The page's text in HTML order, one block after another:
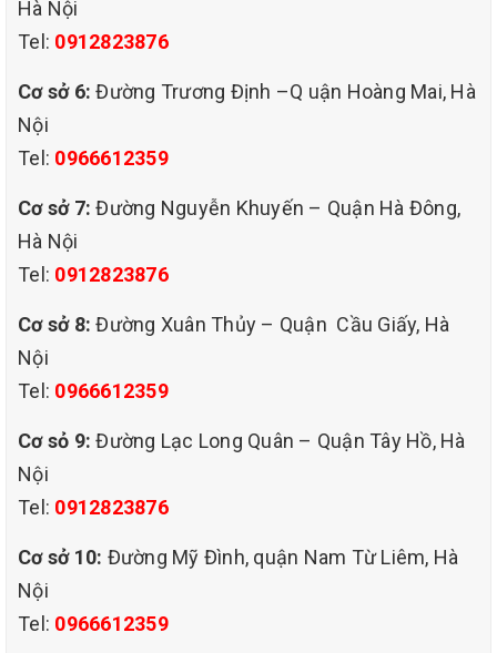
dịch vụ giặt thảm chuyên nghiệp
giá rẻ tại an xá ba đình hà nội
GIỚI THIỆU DỊCH VỤ GIẶT THẢM QUẬN BA ĐÌNH HÀ NỘI –
CỦA QHT VIỆT NAM
-Chính sách chất lượng: Với tiêu chí “ UY TÍN – CHUYÊN NGHIỆP
– TẬN TÂM- GIÁ RẺ” làm kim chỉ nam trong suốt quá trình hình
vững bện cho khách hàng.
-Công ty chúng tôi chuyên giặt thảm trải sàn, thảm Cầu thang,
thảm trang trí ( thảm Tấm ) : nhà riêng , Xí nghiệp, Công ty, Quán
Cafe, Nhà hàng, Rạp Hát, Hội chợ .v..v… Với qui trình hợp lý cùng
Hà Nội
Tel: 0912823876
Cơ sở 6: Đường Trương Định –Q uận Hoàng Mai, Hà
Nội
Tel: 0966612359
Cơ sở 7:Đường Nguyễn Khuyến – Quận Hà Đông,
Hà Nội
Tel: 0912823876
Cơ sở 8:Đường Xuân Thủy – Quận Cầu Giấy, Hà
Nội
Tel: 0966612359
Cơ sỏ 9: Đường Lạc Long Quân – Quận Tây Hồ, Hà
Nội
Tel: 0912823876
Cơ sở 10: Đường Mỹ Đình, quận Nam Từ Liêm, Hà
Nội
Tel: 0966612359